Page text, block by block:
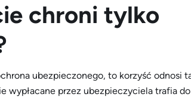
chroni tylko
ubezpieczonego, to korzyść odnosi
wypłacane przez ubezpieczyciela trafia